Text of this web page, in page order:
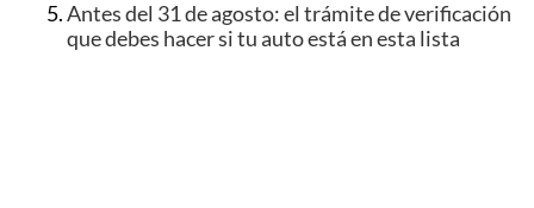
Antes del 31 de agosto: el trámite de verificación
que debes hacer si tu auto está en esta lista